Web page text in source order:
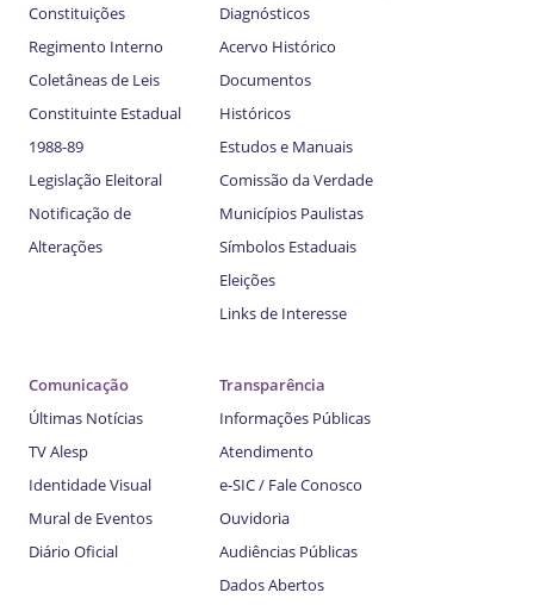
Constituições
Regimento Interno
Coletâneas de Leis
Constituinte Estadual
1988-89
Legislação Eleitoral
Notificação de
Alterações
Diagnósticos
Acervo Histórico
Documentos
Históricos
Estudos e Manuais
Comissão da Verdade
Municípios Paulistas
Símbolos Estaduais
Eleições
Links de Interesse
Comunicação
Últimas Notícias
TV Alesp
Identidade Visual
Mural de Eventos
Diário Oficial
Transparência
Informações Públicas
Atendimento
e-SIC / Fale Conosco
Ouvidoria
Audiências Públicas
Dados Abertos